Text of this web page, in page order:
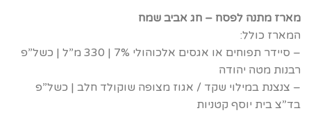
מארז מתנה לפסח – חג אביב שמח
המארז כולל:
– סיידר תפוחים או אגסים אלכוהולי 7% | 330 מ”ל | כשל”פ
רבנות מטה יהודה
– צנצנת במילוי שקד / אגוז מצופה שוקולד חלב | כשל”פ
בד”צ בית יוסף קטניות